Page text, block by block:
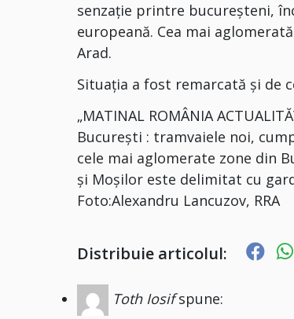
senzație printre bucureșteni,
europeană. Cea mai
Arad.
Situația a fost remarcată și de
„MATINAL ROMÂNIA
București : tramvaiele noi,
cele mai aglomerate zone din
și Moșilor este delimitat cu
Foto:Alexandru Lancuzov, RRA
Distribuie articolul:
Toth Iosif spune: